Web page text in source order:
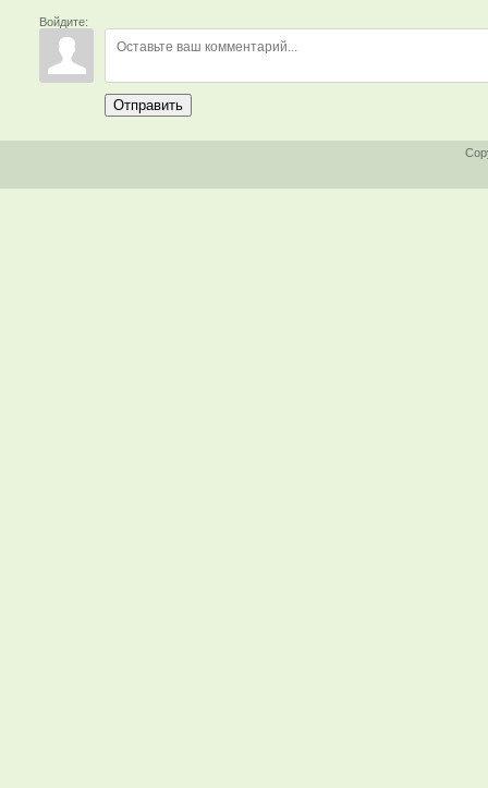
Войдите:
Отправить